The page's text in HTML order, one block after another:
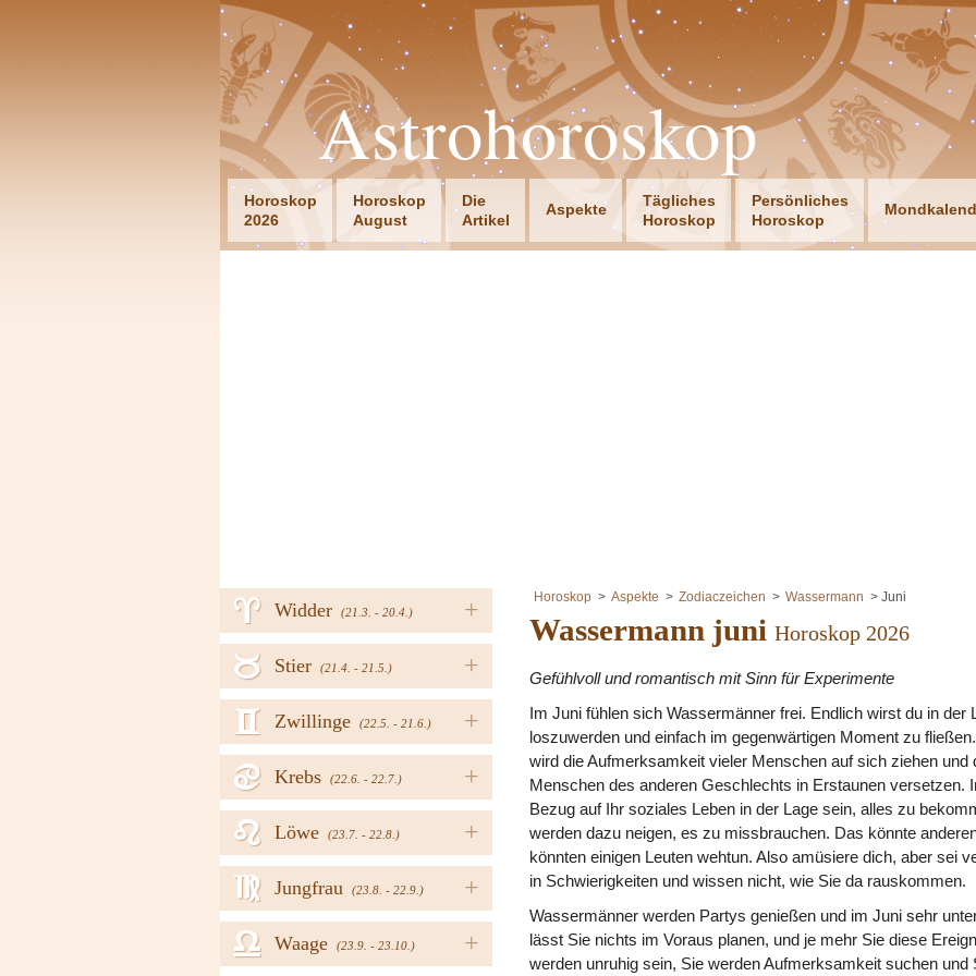
Astrohoroskop
Horoskop
2026
Horoskop
August
Die
Artikel
Aspekte
Tägliches
Horoskop
Persönliches
Horoskop
+
Widder (21.3. - 20.4.)
a
+
Stier (21.4. - 21.5.)
b
+
Zwillinge (22.5. - 21.6.)
c
+
Krebs (22.6. - 22.7.)
d
+
Löwe (23.7. - 22.8.)
e
+
Jungfrau (23.8. - 22.9.)
f
+
Waage (23.9. - 23.10.)
g
Horoskop Aspekte Zodiaczeichen Wassermann Juni
Wassermann juni Horoskop 2026
Gefühlvoll und romantisch mit Sinn für Experimente
Im Juni fühlen sich Wassermänner frei. Endlich wirst du in der
loszuwerden und einfach im gegenwärtigen Moment zu
wird die Aufmerksamkeit vieler Menschen auf sich ziehen und
Menschen des anderen Geschlechts in Erstaunen versetzen.
Bezug auf Ihr soziales Leben in der Lage sein, alles zu
werden dazu neigen, es zu missbrauchen. Das könnte
könnten einigen Leuten wehtun. Also amüsiere dich, aber sei
in Schwierigkeiten und wissen nicht, wie Sie da rauskommen.
Wassermänner werden Partys genießen und im Juni sehr
lässt Sie nichts im Voraus planen, und je mehr Sie diese
werden unruhig sein, Sie werden Aufmerksamkeit suchen und